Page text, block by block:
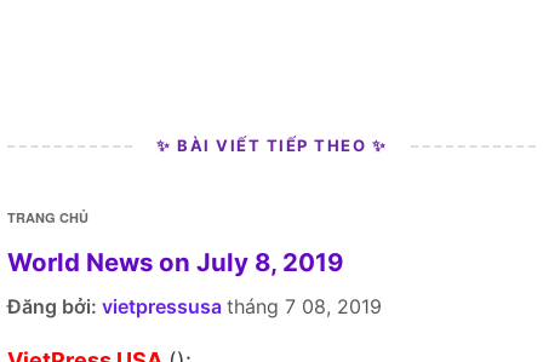
✨ BÀI VIẾT TIẾP THEO ✨
TRANG CHỦ
World News on July 8, 2019
Đăng bởi: vietpressusa tháng 7 08, 2019